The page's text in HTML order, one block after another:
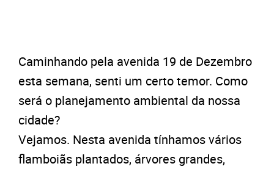
Caminhando pela avenida 19 de Dezembro
esta semana, senti um certo temor. Como
será o planejamento ambiental da nossa
cidade?
Vejamos. Nesta avenida tínhamos vários
flamboiãs plantados, árvores grandes,